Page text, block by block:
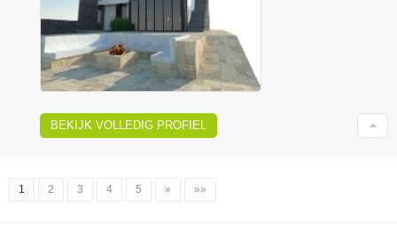
BEKIJK VOLLEDIG PROFIEL
1 2 3 4 5 » »»